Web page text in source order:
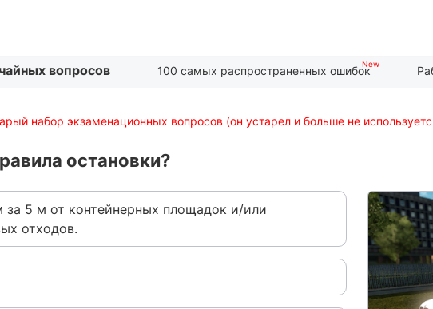
вопросов 100 самых распространенных ошибок
набор экзаменационных вопросов (он устарел и больше не
остановки?
за 5 м от контейнерных площадок и/или
отходов.